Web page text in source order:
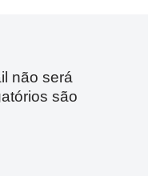
não será
são